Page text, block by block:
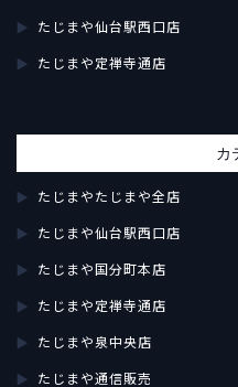
たじまや仙台駅西口店
たじまや定禅寺通店
カ
たじまやたじまや全店
たじまや仙台駅西口店
たじまや国分町本店
たじまや定禅寺通店
たじまや泉中央店
たじまや通信販売